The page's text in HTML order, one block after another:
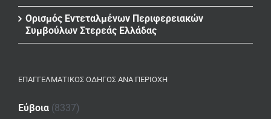
Ορισμός Εντεταλμένων Περιφερειακών
Συμβούλων Στερεάς Ελλάδας
ΕΠΑΓΓΕΛΜΑΤΙΚΌΣ ΟΔΗΓΌΣ ΑΝΆ ΠΕΡΙΟΧΉ
Εύβοια (8337)